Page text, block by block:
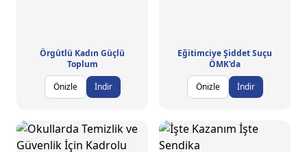
Örgütlü Kadın Güçlü
Toplum
Önizle
İndir
Eğitimciye Şiddet Suçu
ÖMK'da
Önizle
İndir